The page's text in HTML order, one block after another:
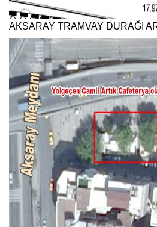
AKSARAY TRAMVAY DURAĞI